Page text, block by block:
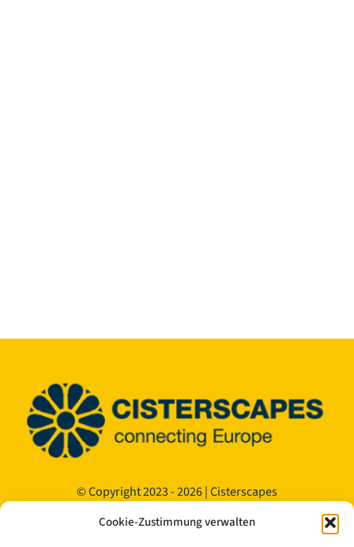
Cookie-Zustimmung verwalten
© Copyright 2023 - 2026 | Cisterscapes
und alle Angaben ohne Gewähr.